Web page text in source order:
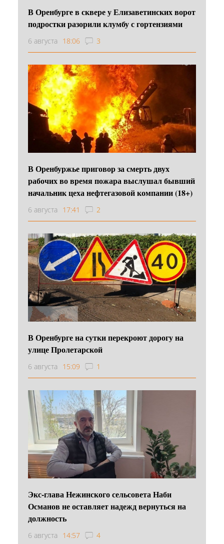
В Оренбурге в сквере у Елизаветинских ворот
подростки разорили клумбу с гортензиями
6 августа 18:06 3
В Оренбуржье приговор за смерть двух
рабочих во время пожара выслушал бывший
начальник цеха нефтегазовой компании (18+)
6 августа 17:41 2
В Оренбурге на сутки перекроют дорогу на
улице Пролетарской
6 августа 15:09 1
Экс-глава Нежинского сельсовета Наби
Османов не оставляет надежд вернуться на
должность
6 августа 14:57 4